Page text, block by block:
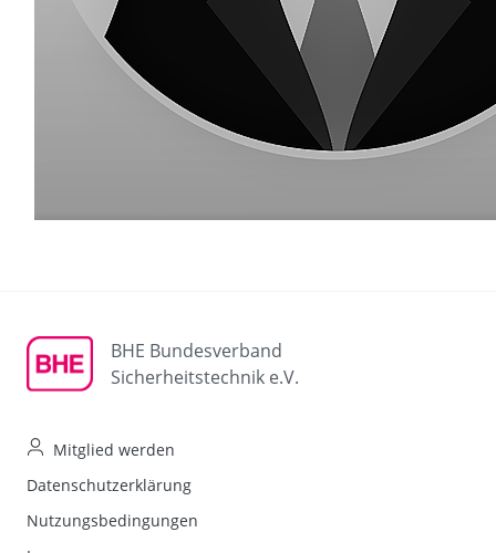
BHE Bundesverband
Sicherheitstechnik e.V.
Mitglied werden
Datenschutzerklärung
Nutzungsbedingungen